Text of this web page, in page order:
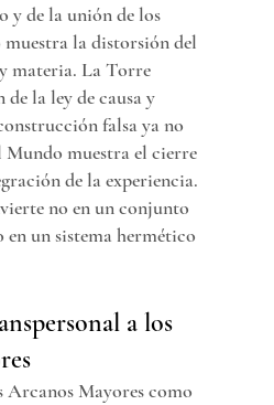
de la unión de los
la distorsión del
materia. La Torre
la ley de causa y
falsa ya no
Mundo muestra el cierre
de la experiencia.
no en un conjunto
en un sistema hermético
a los
Arcanos Mayores como